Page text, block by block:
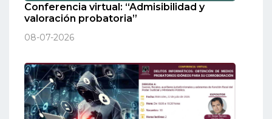
Conferencia virtual: “Admisibilidad y
valoración probatoria”
08-07-2026